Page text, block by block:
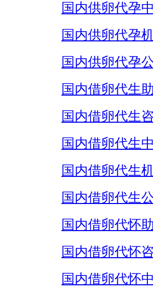
国内供卵代孕
国内供卵代孕
国内供卵代孕
国内借卵代生
国内借卵代生
国内借卵代生
国内借卵代生
国内借卵代生
国内借卵代怀
国内借卵代怀
国内借卵代怀